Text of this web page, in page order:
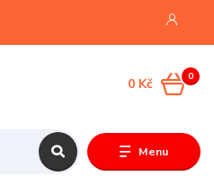
Menu
0
0 Kč